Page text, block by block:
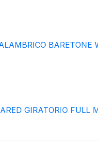
BARETONE
GIRATORIO FULL